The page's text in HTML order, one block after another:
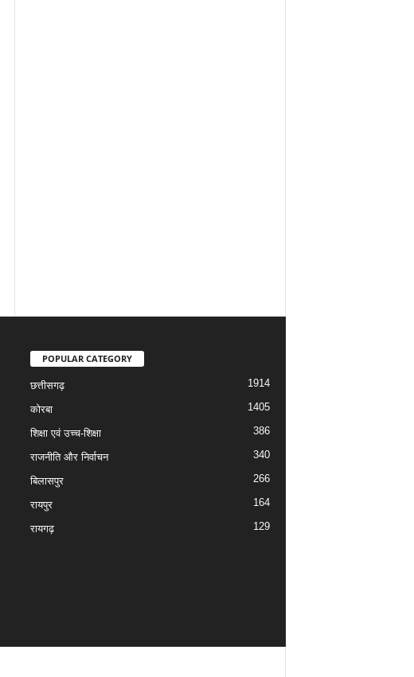
POPULAR CATEGORY
छत्तीसगढ़ 1914
कोरबा 1405
शिक्षा एवं उच्च-शिक्षा 386
राजनीति और निर्वाचन 340
बिलासपुर 266
रायपुर 164
रायगढ़ 129